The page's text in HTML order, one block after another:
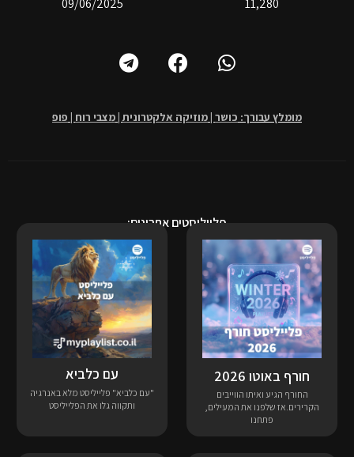
מומלץ עבורך: כושר |מוזיקה אלקטרונית|מצבי רוח | פופ
פלייליסטים אחרונים:
חורף באוטו 2026
החורף הגיע ואיתו הווייבים
הקרירים.אז שלפנו את המעילים,
פתחנו
עם כלביא
"עם כלביא" פלייליסט מלא באנרגיה
ותקווה גלו את הפלייליסט